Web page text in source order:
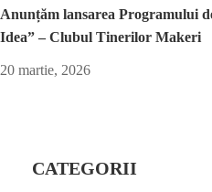
Anunțăm lansarea Programului
Idea” – Clubul Tinerilor Makeri
20 martie, 2026
CATEGORII